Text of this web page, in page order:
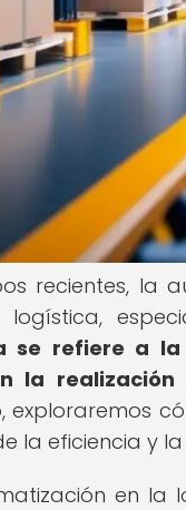
recientes, la
logística,
se refiere a la
la
exploraremos
la eficiencia y
en la